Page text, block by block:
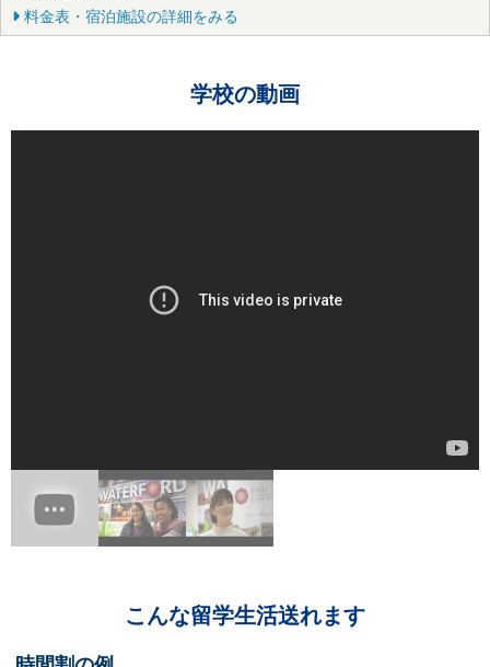
料金表・宿泊施設の詳細をみる
学校の動画
こんな留学生活送れます